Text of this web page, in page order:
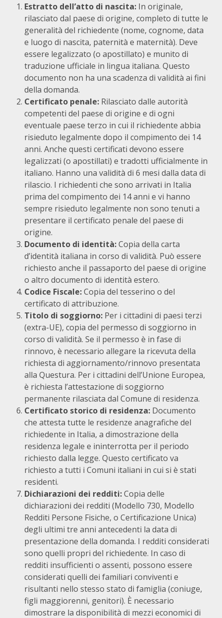
Estratto dell’atto di nascita: In originale,
rilasciato dal paese di origine, completo di tutte le
generalità del richiedente (nome, cognome, data
e luogo di nascita, paternità e maternità). Deve
essere legalizzato (o apostillato) e munito di
traduzione ufficiale in lingua italiana. Questo
documento non ha una scadenza di validità ai fini
della domanda.
Certificato penale: Rilasciato dalle autorità
competenti del paese di origine e di ogni
eventuale paese terzo in cui il richiedente abbia
risieduto legalmente dopo il compimento dei 14
anni. Anche questi certificati devono essere
legalizzati (o apostillati) e tradotti ufficialmente in
italiano. Hanno una validità di 6 mesi dalla data di
rilascio. I richiedenti che sono arrivati in Italia
prima del compimento dei 14 anni e vi hanno
sempre risieduto legalmente non sono tenuti a
presentare il certificato penale del paese di
origine.
Documento di identità:Copia della carta
d’identità italiana in corso di validità. Può essere
richiesto anche il passaporto del paese di origine
o altro documento di identità estero.
Codice Fiscale:Copia del tesserino o del
certificato di attribuzione.
Titolo di soggiorno: Per i cittadini di paesi terzi
(extra-UE), copia del permesso di soggiorno in
corso di validità. Se il permesso è in fase di
rinnovo, è necessario allegare la ricevuta della
richiesta di aggiornamento/rinnovo presentata
alla Questura. Per i cittadini dell’Unione Europea,
è richiesta l’attestazione di soggiorno
permanente rilasciata dal Comune di residenza.
Certificato storico di residenza: Documento
che attesta tutte le residenze anagrafiche del
richiedente in Italia, a dimostrazione della
residenza legale e ininterrotta per il periodo
richiesto dalla legge. Questo certificato va
richiesto a tutti i Comuni italiani in cui si è stati
residenti.
Dichiarazioni dei redditi:Copia delle
dichiarazioni dei redditi (Modello 730, Modello
Redditi Persone Fisiche, o Certificazione Unica)
degli ultimi tre anni antecedenti la data di
presentazione della domanda. I redditi considerati
sono quelli propri del richiedente. In caso di
redditi insufficienti o assenti, possono essere
considerati quelli dei familiari conviventi e
risultanti nello stesso stato di famiglia (coniuge,
figli maggiorenni, genitori). È necessario
dimostrare la disponibilità di mezzi economici di